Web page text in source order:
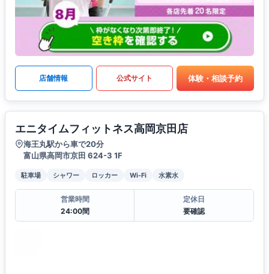
店舗情報 公式サイト 体験・相談予約
エニタイムフィットネス高岡京田店
海王丸駅から車で20分
富山県高岡市京田 624-3 1F
駐車場 シャワー ロッカー Wi-Fi 水素水
営業時間
24:00間
定休日
要確認